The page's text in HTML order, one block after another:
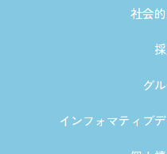
社会
グ
インフォマティブ